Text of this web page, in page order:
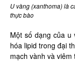
U vàng (xanthoma) là
thực bào
Một số dạng của u
hóa lipid trong đại
mạch vành và viêm